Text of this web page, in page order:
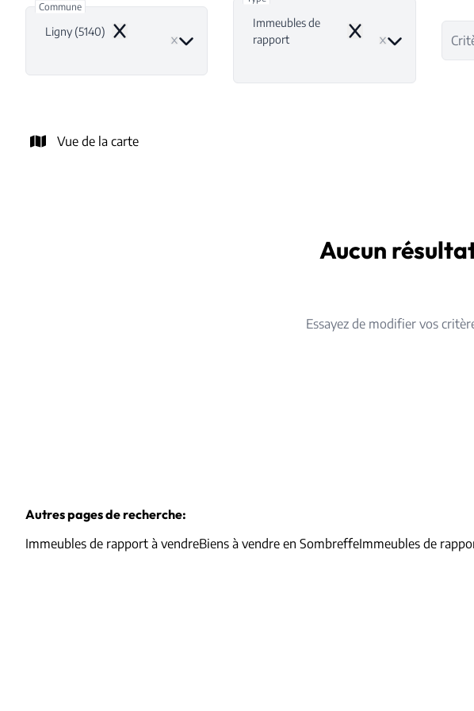
Commune
Ligny (5140)
Remove
Immeubles de
rapport
Remove
Vue de la carte
Aucun
Essayez de modifier vos
Autres pages de recherche:
Immeubles de rapport à vendreBiens à vendre en SombreffeImmeubles de